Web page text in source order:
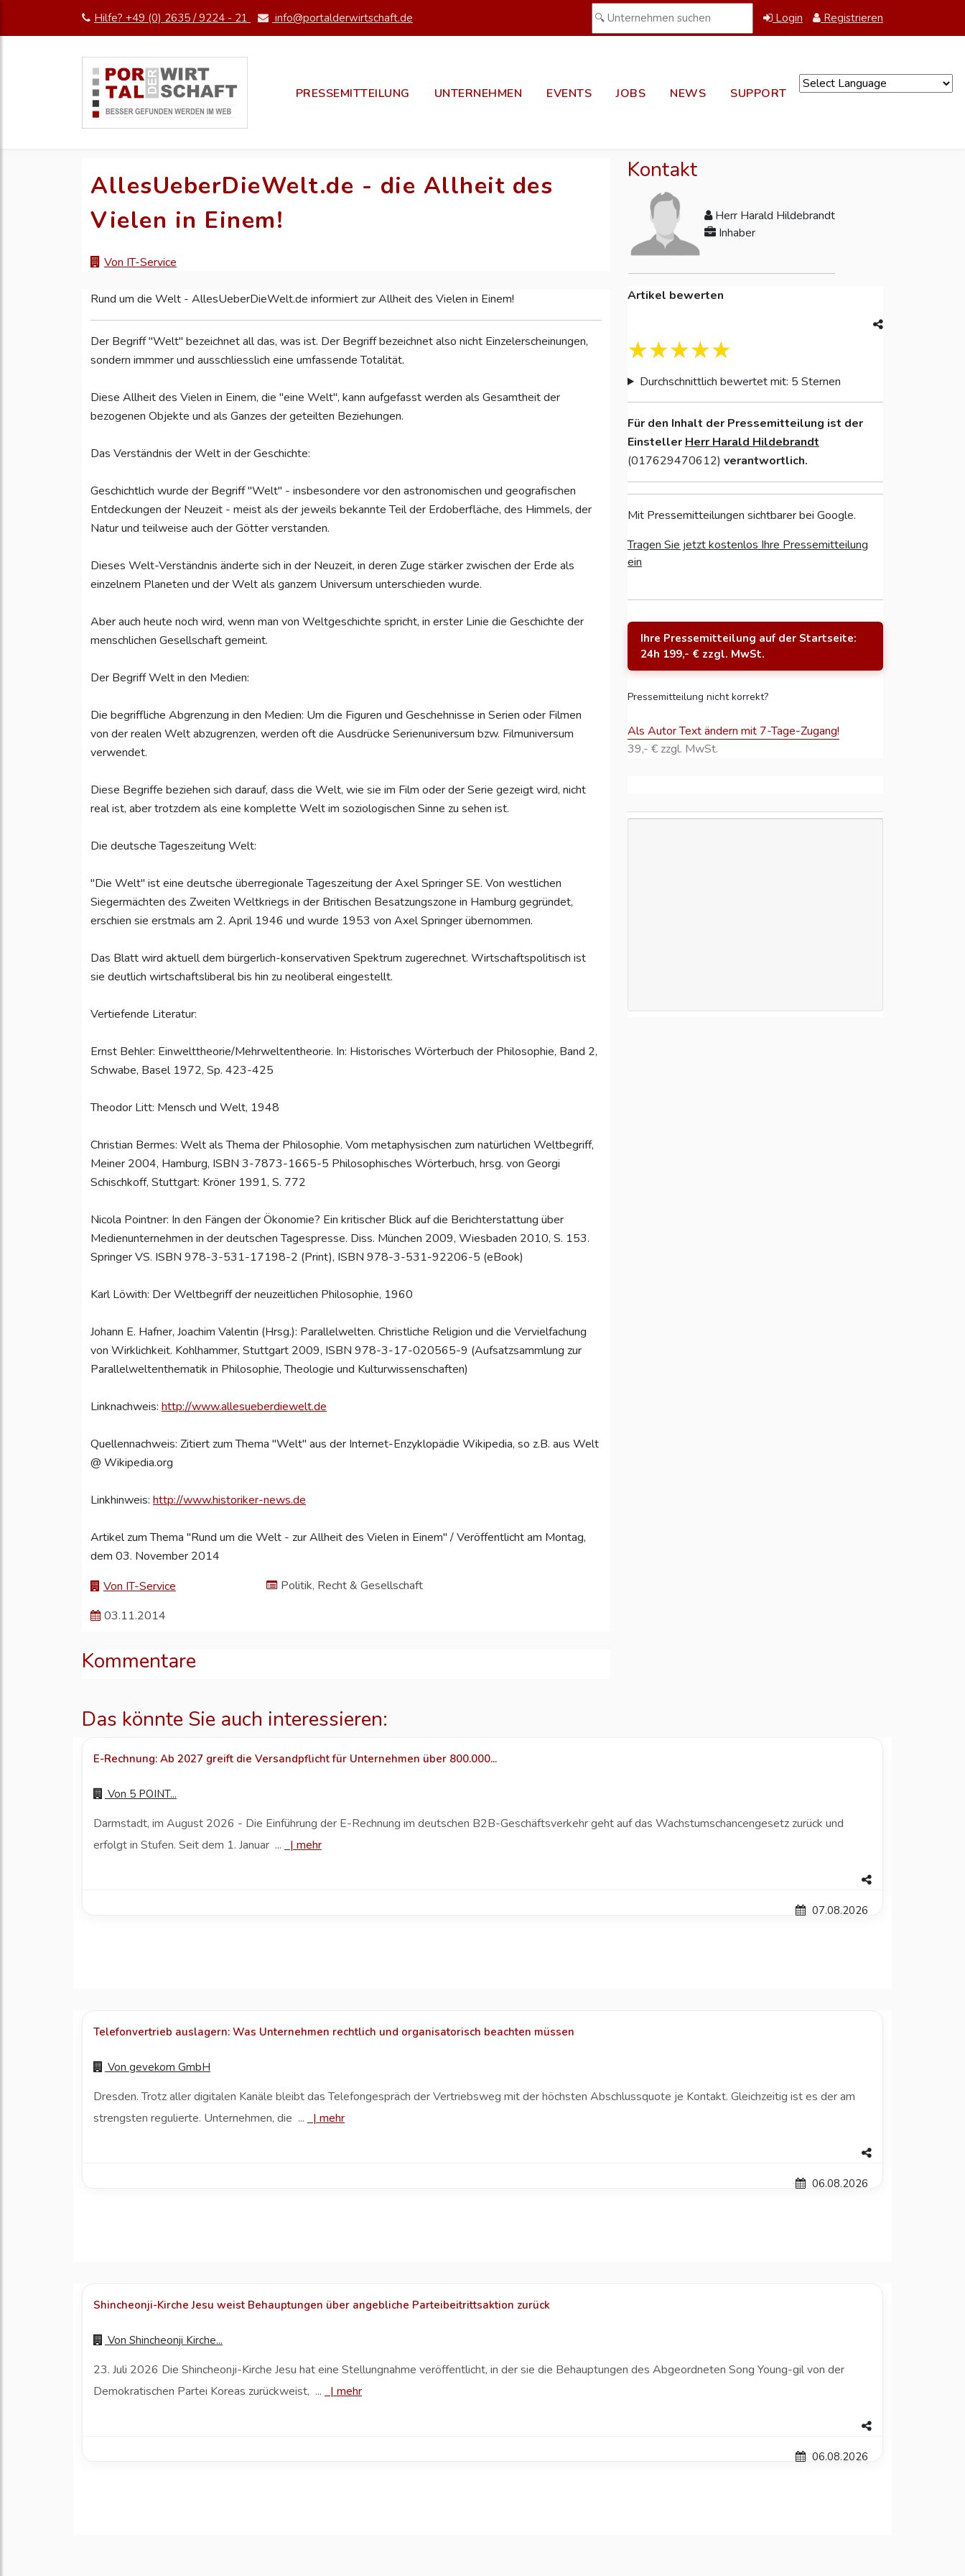
Hilfe? +49 (0) 2635 / 9224 - 21 info@portalderwirtschaft.de Login Registrieren
PRESSEMITTEILUNG UNTERNEHMEN EVENTS JOBS NEWS SUPPORT
AllesUeberDieWelt.de - die Allheit des
Vielen in Einem!
Von IT-Service
Rund um die Welt - AllesUeberDieWelt.de informiert zur Allheit des Vielen in Einem!
Der Begriff "Welt" bezeichnet all das, was ist. Der Begriff bezeichnet also nicht Einzelerscheinungen,
sondern immmer und ausschliesslich eine umfassende Totalität.
Diese Allheit des Vielen in Einem, die "eine Welt", kann aufgefasst werden als Gesamtheit der
bezogenen Objekte und als Ganzes der geteilten Beziehungen.
Das Verständnis der Welt in der Geschichte:
Geschichtlich wurde der Begriff "Welt" - insbesondere vor den astronomischen und geografischen
Entdeckungen der Neuzeit - meist als der jeweils bekannte Teil der Erdoberfläche, des Himmels, der
Natur und teilweise auch der Götter verstanden.
Dieses Welt-Verständnis änderte sich in der Neuzeit, in deren Zuge stärker zwischen der Erde als
einzelnem Planeten und der Welt als ganzem Universum unterschieden wurde.
Aber auch heute noch wird, wenn man von Weltgeschichte spricht, in erster Linie die Geschichte der
menschlichen Gesellschaft gemeint.
Der Begriff Welt in den Medien:
Die begriffliche Abgrenzung in den Medien: Um die Figuren und Geschehnisse in Serien oder Filmen
von der realen Welt abzugrenzen, werden oft die Ausdrücke Serienuniversum bzw. Filmuniversum
verwendet.
Diese Begriffe beziehen sich darauf, dass die Welt, wie sie im Film oder der Serie gezeigt wird, nicht
real ist, aber trotzdem als eine komplette Welt im soziologischen Sinne zu sehen ist.
Die deutsche Tageszeitung Welt:
"Die Welt" ist eine deutsche überregionale Tageszeitung der Axel Springer SE. Von westlichen
Siegermächten des Zweiten Weltkriegs in der Britischen Besatzungszone in Hamburg gegründet,
erschien sie erstmals am 2. April 1946 und wurde 1953 von Axel Springer übernommen.
Das Blatt wird aktuell dem bürgerlich-konservativen Spektrum zugerechnet. Wirtschaftspolitisch ist
sie deutlich wirtschaftsliberal bis hin zu neoliberal eingestellt.
Vertiefende Literatur:
Ernst Behler: Einwelttheorie/Mehrweltentheorie. In: Historisches Wörterbuch der Philosophie, Band 2,
Schwabe, Basel 1972, Sp. 423-425
Theodor Litt: Mensch und Welt, 1948
Christian Bermes: Welt als Thema der Philosophie. Vom metaphysischen zum natürlichen Weltbegriff,
Meiner 2004, Hamburg, ISBN 3-7873-1665-5 Philosophisches Wörterbuch, hrsg. von Georgi
Schischkoff, Stuttgart: Kröner 1991, S. 772
Nicola Pointner: In den Fängen der Ökonomie? Ein kritischer Blick auf die Berichterstattung über
Medienunternehmen in der deutschen Tagespresse. Diss. München 2009, Wiesbaden 2010, S. 153.
Springer VS. ISBN 978-3-531-17198-2 (Print), ISBN 978-3-531-92206-5 (eBook)
Karl Löwith: Der Weltbegriff der neuzeitlichen Philosophie, 1960
Johann E. Hafner, Joachim Valentin (Hrsg.): Parallelwelten. Christliche Religion und die Vervielfachung
von Wirklichkeit. Kohlhammer, Stuttgart 2009, ISBN 978-3-17-020565-9 (Aufsatzsammlung zur
Parallelweltenthematik in Philosophie, Theologie und Kulturwissenschaften)
Linknachweis: http://www.allesueberdiewelt.de
Quellennachweis: Zitiert zum Thema "Welt" aus der Internet-Enzyklopädie Wikipedia, so z.B. aus Welt
@ Wikipedia.org
Linkhinweis: http://www.historiker-news.de
Artikel zum Thema "Rund um die Welt - zur Allheit des Vielen in Einem" / Veröffentlicht am Montag,
dem 03. November 2014
Von IT-Service
Politik, Recht & Gesellschaft
03.11.2014
Kommentare
Kontakt
Herr Harald Hildebrandt
Inhaber
Artikel bewerten
Durchschnittlich bewertet mit: 5 Sternen
Für den Inhalt der Pressemitteilung ist der
Einsteller Herr Harald Hildebrandt
(017629470612) verantwortlich.
Mit Pressemitteilungen sichtbarer bei Google.
Tragen Sie jetzt kostenlos Ihre Pressemitteilung
ein
Ihre Pressemitteilung auf der Startseite:
24h 199,- € zzgl. MwSt.
Pressemitteilung nicht korrekt?
Als Autor Text ändern mit 7-Tage-Zugang!
39,- € zzgl. MwSt.
Das könnte Sie auch interessieren:
E-Rechnung: Ab 2027 greift die Versandpflicht für Unternehmen über 800.000...
Von 5 POINT...
Darmstadt, im August 2026 - Die Einführung der E-Rechnung im deutschen B2B-Geschäftsverkehr geht auf das Wachstumschancengesetz zurück und
erfolgt in Stufen. Seit dem 1. Januar ... |mehr
07.08.2026
Telefonvertrieb auslagern: Was Unternehmen rechtlich und organisatorisch beachten müssen
Von gevekom GmbH
Dresden. Trotz aller digitalen Kanäle bleibt das Telefongespräch der Vertriebsweg mit der höchsten Abschlussquote je Kontakt. Gleichzeitig ist es der am
strengsten regulierte. Unternehmen, die ... |mehr
06.08.2026
Shincheonji-Kirche Jesu weist Behauptungen über angebliche Parteibeitrittsaktion zurück
Von Shincheonji Kirche...
23. Juli 2026 Die Shincheonji-Kirche Jesu hat eine Stellungnahme veröffentlicht, in der sie die Behauptungen des Abgeordneten Song Young-gil von der
Demokratischen Partei Koreas zurückweist, ... |mehr
06.08.2026